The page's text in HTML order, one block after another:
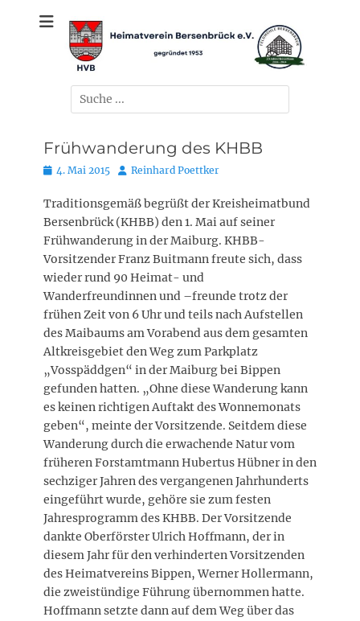
Heimatverein
Bersenbrück e.V.
gegründet 1953
Suchen
nach:
Frühwanderung des KHBB
Posted
4. Mai 2015 AutorReinhard Poettker
Traditionsgemäß begrüßt der Kreisheimatbund
Bersenbrück (KHBB) den 1. Mai auf seiner
Frühwanderung in der Maiburg. KHBB-
Vorsitzender Franz Buitmann freute sich, dass
wieder rund 90 Heimat- und
Wanderfreundinnen und –freunde trotz der
frühen Zeit von 6 Uhr und teils nach Aufstellen
des Maibaums am Vorabend aus dem gesamten
Altkreisgebiet den Weg zum Parkplatz
„Vosspäddgen“ in der Maiburg bei Bippen
gefunden hatten. „Ohne diese Wanderung kann
es keinen richtigen Auftakt des Wonnemonats
geben“, meinte der Vorsitzende. Seitdem diese
Wanderung durch die erwachende Natur vom
früheren Forstamtmann Hubertus Hübner in den
sechziger Jahren des vergangenen Jahrhunderts
eingeführt wurde, gehöre sie zum festen
Jahresprogramm des KHBB. Der Vorsitzende
dankte Oberförster Ulrich Hoffmann, der in
diesem Jahr für den verhinderten Vorsitzenden
des Heimatvereins Bippen, Werner Hollermann,
die zweistündige Führung übernommen hatte.
Hoffmann setzte dann auf dem Weg über das